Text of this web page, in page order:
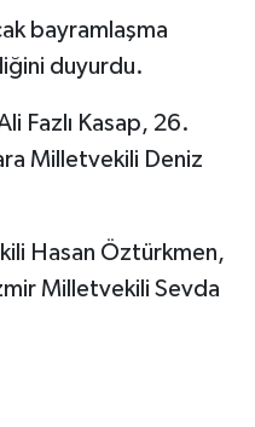
bayramlaşma
duyurdu.
Fazlı Kasap, 26.
Milletvekili Deniz
Hasan Öztürkmen,
Milletvekili Sevda